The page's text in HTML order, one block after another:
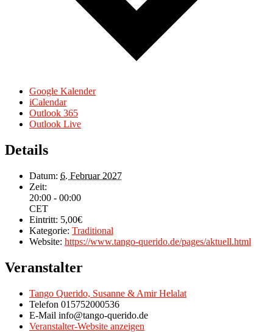
Google Kalender
iCalendar
Outlook 365
Outlook Live
Details
Datum: 6. Februar 2027
Zeit:
20:00 - 00:00
CET
Eintritt: 5,00€
Kategorie: Traditional
Website: https://www.tango-querido.de/pages/aktuell.html
Veranstalter
Tango Querido, Susanne & Amir Helalat
Telefon 015752000536
E-Mail info@tango-querido.de
Veranstalter-Website anzeigen